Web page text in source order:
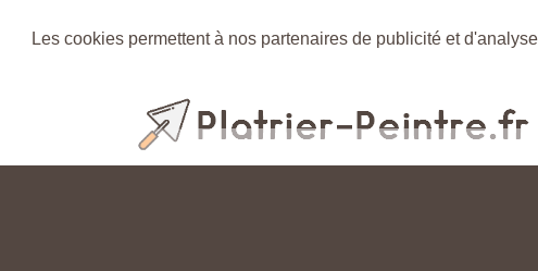
Les cookies permettent à nos partenaires de publicité et